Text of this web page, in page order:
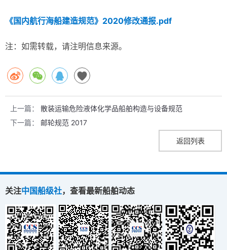
《国内航行海船建造规范》2020修改通报.pdf
注：如需转载，请注明信息来源。
上一篇：
散装运输危险液体化学品船舶构造与设备规范
下一篇：
邮轮规范 2017
返回列表
关注中国船级社，查看最新船舶动态